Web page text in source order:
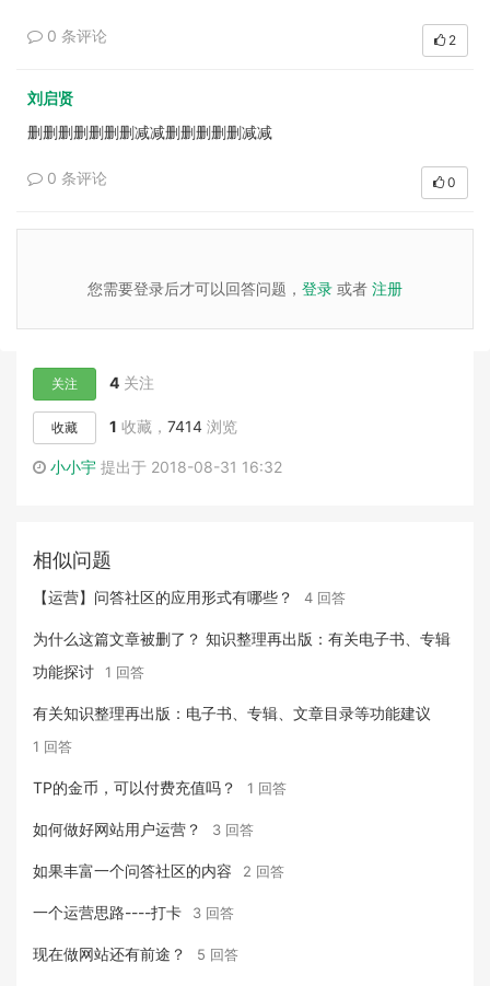
0 条评论 2
刘启贤
删删删删删删删减减删删删删删减减
0 条评论 0
您需要登录后才可以回答问题， 登录 或者 注册
关注 4 关注
收藏 1 收藏， 7414 浏览
小小宇 提出于 2018-08-31 16:32
相似问题
【运营】问答社区的应用形式有哪些？ 4 回答
为什么这篇文章被删了？ 知识整理再出版：有关电子书、专辑
功能探讨
1 回答
有关知识整理再出版：电子书、专辑、文章目录等功能建议
1 回答
TP的金币，可以付费充值吗？ 1 回答
如何做好网站用户运营？ 3 回答
如果丰富一个问答社区的内容 2 回答
一个运营思路----打卡 3 回答
现在做网站还有前途？ 5 回答